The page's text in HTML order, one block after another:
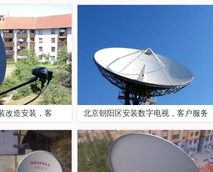
改造安装，客 北京朝阳区安装数字电视，客户服务